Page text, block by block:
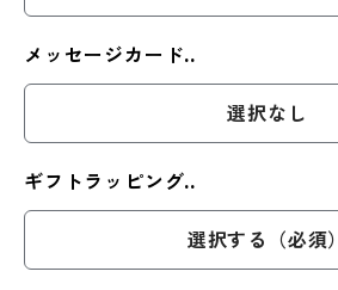
メッセージカード..
選択なし
ギフトラッピング..
選択する（必須）